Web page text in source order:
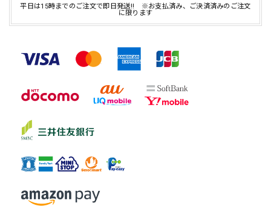
平日は15時までのご注文で即日発送!! ※お支払済み、ご決済済みのご注文
に限ります